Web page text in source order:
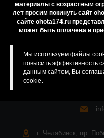
материалы с возрастным
лет просим покинуть сайт
сайте ohota174.ru
может быть оплачена и
Мы используем файлы
повысить эффективность
данным сайтом, Вы
cookie.
г. Челябинск, пр.